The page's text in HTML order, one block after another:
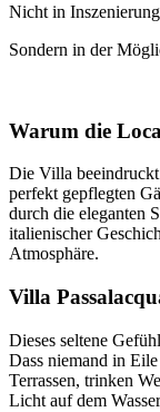
Nicht in
Sondern in der
Warum die
Die Villa
perfekt gepflegten
durch die eleganten
italienischer
Atmosphäre.
Villa
Dieses seltene
Dass niemand in
Terrassen, trinken
Licht auf dem